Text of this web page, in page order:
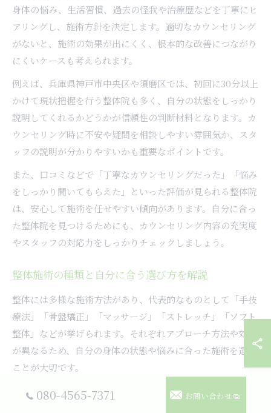
身体の悩み、生活習慣、過去の怪我や治療歴などを丁寧にヒ
アリングし、施術方針を決定します。適切なカウンセリング
がないと、施術の効果が出にくく、根本的な改善につながり
にくいケースも考えられます。
例えば、兵庫県神戸市中央区や須磨区では、初回に30分以上
かけて現状把握を行う整体院も多く、自分の状態をしっかり
説明してくれるかどうかが信頼性の判断材料となります。カ
ウンセリング時に不安や疑問を相談しやすい雰囲気か、スタ
ッフの説明が分かりやすいかも重要なポイントです。
また、口コミなどで「丁寧なカウンセリングだった」「悩み
をしっかり聞いてもらえた」といった評価が見られる整体院
は、安心して施術を任せやすい傾向があります。自分に合っ
た整体院を見つけるためにも、カウンセリング内容の充実度
やスタッフの対応力をしっかりチェックしましょう。
整体施術の種類と自分に合う選び方を解説
整体には多様な施術方法があり、代表的なものとして「手技
療法」「骨盤矯正」「マッサージ」「ストレッチ」「ソフト
整体」などが挙げられます。それぞれアプローチ方法や効果
が異なるため、自分の身体の状態や悩みに合った施術を選ぶ
ことが大切です。
例えば、慢性的な肩こりや腰痛には筋肉をほぐす手技療法
080-4565-7371 お問い合わせ